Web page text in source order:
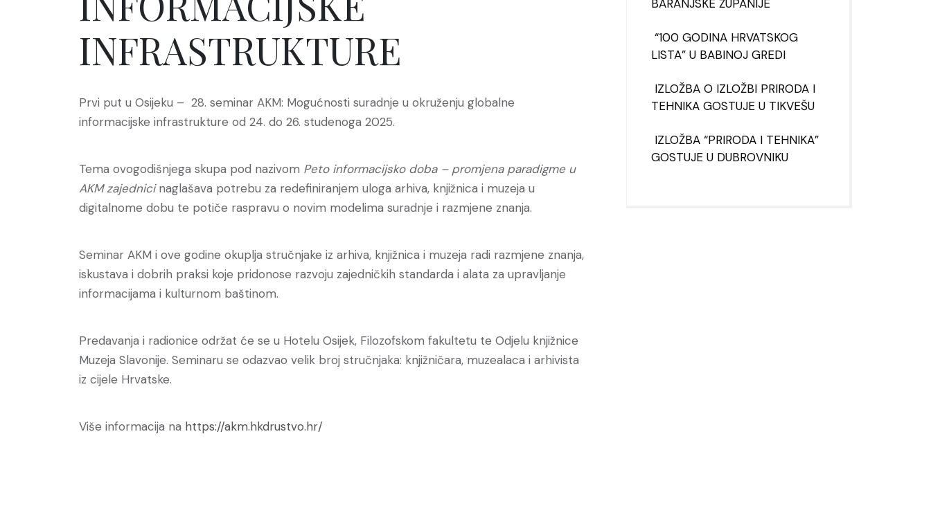
INFRASTRUKTURE
Prvi put u Osijeku – 28. seminar AKM: Mogućnosti suradnje u okruženju globalne
informacijske infrastrukture od 24. do 26. studenoga 2025.
Tema ovogodišnjega skupa pod nazivom Peto informacijsko doba – promjena paradigme u
AKM zajednicinaglašava potrebu za redefiniranjem uloga arhiva, knjižnica i muzeja u
digitalnome dobu te potiče raspravu o novim modelima suradnje i razmjene znanja.
Seminar AKM i ove godine okuplja stručnjake iz arhiva, knjižnica i muzeja radi razmjene znanja,
iskustava i dobrih praksi koje pridonose razvoju zajedničkih standarda i alata za upravljanje
informacijama i kulturnom baštinom.
Predavanja i radionice održat će se u Hotelu Osijek, Filozofskom fakultetu te Odjelu knjižnice
Muzeja Slavonije. Seminaru se odazvao velik broj stručnjaka: knjižničara, muzealaca i arhivista
iz cijele Hrvatske.
Više informacija na https://akm.hkdrustvo.hr/
BARANJSKE ŽUPANIJE
“100 GODINA HRVATSKOG
LISTA” U BABINOJ GREDI
IZLOŽBA O IZLOŽBI PRIRODA I
TEHNIKA GOSTUJE U TIKVEŠU
IZLOŽBA “PRIRODA I TEHNIKA”
GOSTUJE U DUBROVNIKU